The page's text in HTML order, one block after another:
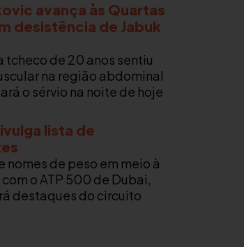
avança às Quartas
desistência de Jabuk
tcheco de 20 anos sentiu
na região abdominal
o sérvio na noite de hoje
lista de
nomes de peso em meio à
o ATP 500 de Dubai,
destaques do circuito